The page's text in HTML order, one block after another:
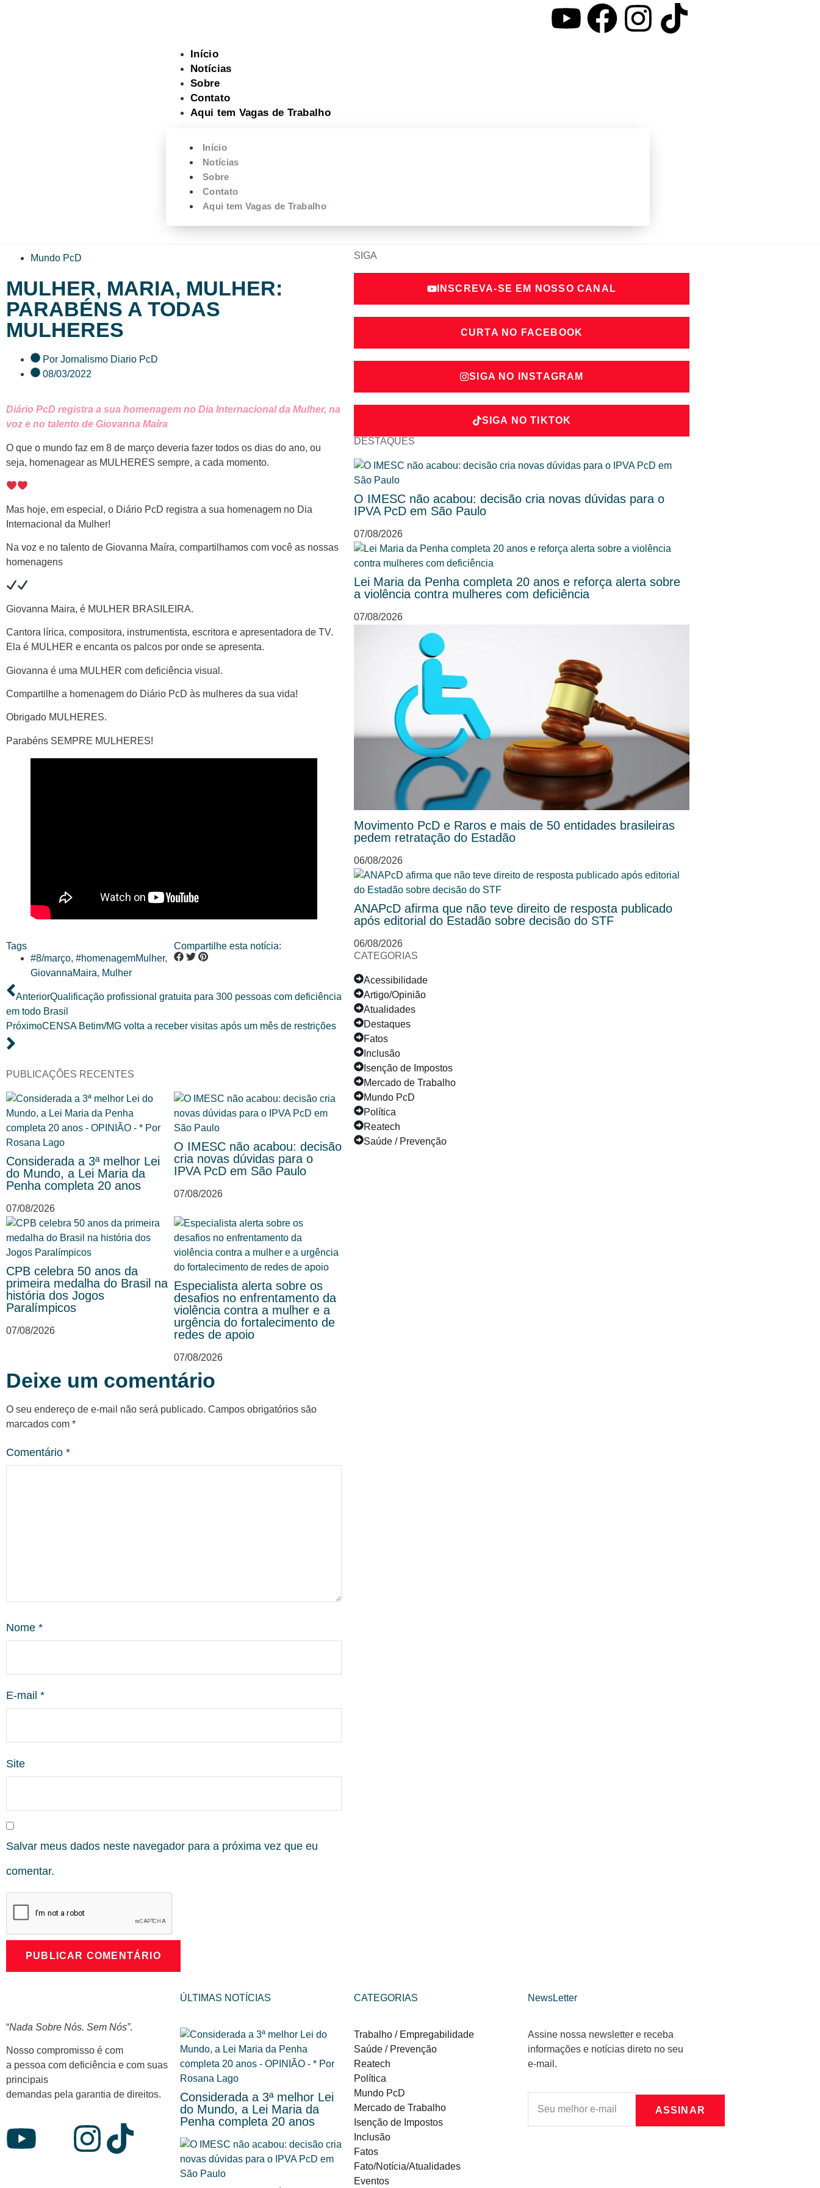
Início
Notícias
Sobre
Contato
Aqui tem Vagas de Trabalho
Início
Notícias
Sobre
Contato
Aqui tem Vagas de Trabalho
Mundo PcD
MULHER, MARIA, MULHER:
PARABÉNS A TODAS
MULHERES
Por Jornalismo Diario PcD
08/03/2022
Diário PcD registra a sua homenagem no Dia Internacional da Mulher, na
voz e no talento de Giovanna Maíra
O que o mundo faz em 8 de março deveria fazer todos os dias do ano, ou
seja, homenagear as MULHERES sempre, a cada momento.
Mas hoje, em especial, o Diário PcD registra a sua homenagem no Dia
Internacional da Mulher!
Na voz e no talento de Giovanna Maíra, compartilhamos com você as nossas
homenagens
Giovanna Maira, é MULHER BRASILEIRA.
Cantora lírica, compositora, instrumentista, escritora e apresentadora de TV.
Ela é MULHER e encanta os palcos por onde se apresenta.
Giovanna é uma MULHER com deficiência visual.
Compartilhe a homenagem do Diário PcD às mulheres da sua vida!
Obrigado MULHERES.
Parabéns SEMPRE MULHERES!
Tags
#8/março, #homenagemMulher,
GiovannaMaira, Mulher
Compartilhe esta notícia:
AnteriorQualificação profissional gratuita para 300 pessoas com deficiência
em todo Brasil
PróximoCENSA Betim/MG volta a receber visitas após um mês de restrições
PUBLICAÇÕES RECENTES
Considerada a 3ª melhor Lei
do Mundo, a Lei Maria da
Penha completa 20 anos
07/08/2026
O IMESC não acabou: decisão
cria novas dúvidas para o
IPVA PcD em São Paulo
07/08/2026
CPB celebra 50 anos da
primeira medalha do Brasil na
história dos Jogos
Paralímpicos
07/08/2026
Especialista alerta sobre os
desafios no enfrentamento da
violência contra a mulher e a
urgência do fortalecimento de
redes de apoio
07/08/2026
Deixe um comentário
O seu endereço de e-mail não será publicado. Campos obrigatórios são
marcados com *
Comentário *
Nome *
E-mail *
Site
Salvar meus dados neste navegador para a próxima vez que eu
comentar.
SIGA
INSCREVA-SE EM NOSSO CANAL
CURTA NO FACEBOOK
SIGA NO INSTAGRAM
SIGA NO TIKTOK
DESTAQUES
O IMESC não acabou: decisão cria novas dúvidas para o
IPVA PcD em São Paulo
07/08/2026
Lei Maria da Penha completa 20 anos e reforça alerta sobre
a violência contra mulheres com deficiência
07/08/2026
Movimento PcD e Raros e mais de 50 entidades brasileiras
pedem retratação do Estadão
06/08/2026
ANAPcD afirma que não teve direito de resposta publicado
após editorial do Estadão sobre decisão do STF
06/08/2026
CATEGORIAS
Acessibilidade
Artigo/Opinião
Atualidades
Destaques
Fatos
Inclusão
Isenção de Impostos
Mercado de Trabalho
Mundo PcD
Política
Reatech
Saúde / Prevenção
“Nada Sobre Nós. Sem Nós”.
Nosso compromisso é com
a pessoa com deficiência e com suas
principais
demandas pela garantia de direitos.
ÚLTIMAS NOTÍCIAS
Considerada a 3ª melhor Lei
do Mundo, a Lei Maria da
Penha completa 20 anos
CATEGORIAS
Trabalho / Empregabilidade
Saúde / Prevenção
Reatech
Política
Mundo PcD
Mercado de Trabalho
Isenção de Impostos
Inclusão
Fatos
Fato/Notícia/Atualidades
Eventos
NewsLetter
Assine nossa newsletter e receba
informações e notícias direto no seu
e-mail.
ASSINAR